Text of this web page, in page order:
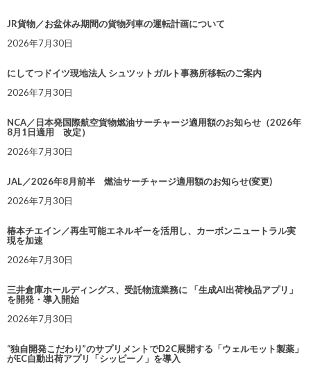
JR貨物／お盆休み期間の貨物列車の運転計画について
2026年7月30日
にしてつドイツ現地法人 シュツットガルト事務所移転のご案内
2026年7月30日
NCA／日本発国際航空貨物燃油サーチャージ適用額のお知らせ（2026年
8月1日適用 改定）
2026年7月30日
JAL／2026年8月前半 燃油サーチャージ適用額のお知らせ(変更)
2026年7月30日
椿本チエイン／再生可能エネルギーを活用し、カーボンニュートラル実
現を加速
2026年7月30日
三井倉庫ホールディングス、受託物流業務に 「生成AI出荷検品アプリ」
を開発・導入開始
2026年7月30日
“独自開発こだわり”のサプリメントでD2C展開する「ウェルモット製薬」
がEC自動出荷アプリ「シッピーノ」を導入